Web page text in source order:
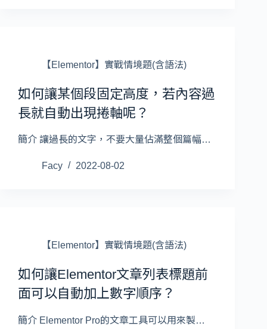
【Elementor】實戰情境題(含語法)
如何讓某個段固定高度，若內容過
長就自動出現捲軸呢？
簡介 讓過長的文字，不要大量佔滿整個篇幅…
Facy 2022-08-02
【Elementor】實戰情境題(含語法)
如何讓Elementor文章列表標題前
面可以自動加上數字順序？
簡介 Elementor Pro的文章工具可以用來製…